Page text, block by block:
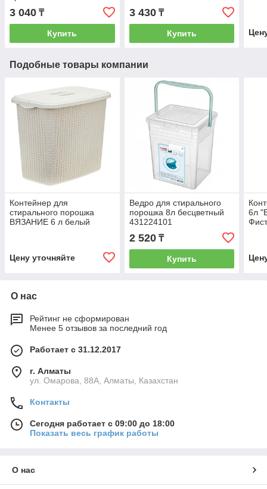
3 040 ₸
Купить
3 430₸
Купить
Подобные товары компании
Контейнер для
стирального порошка
ВЯЗАНИЕ 6 л белый
Цену уточняйте
Ведро для стирального
порошка 8л бесцветный
431224101
2 520₸
Купить
6л
О нас
Рейтинг не сформирован
Менее 5 отзывов за последний год
Работает с 31.12.2017
г. Алматы
ул. Омарова, 88А, Алматы, Казахстан
Контакты
Сегодня работает с 09:00 до 18:00
Показать весь график работы
О нас